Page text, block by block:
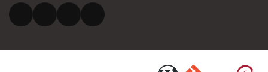
El vostre correu electrònic *